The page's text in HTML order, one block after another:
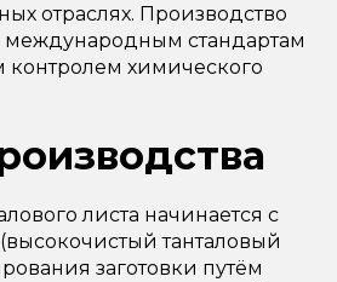
отраслях. Производство
международным стандартам
контролем химического
листа начинается с
танталовый
заготовки путём